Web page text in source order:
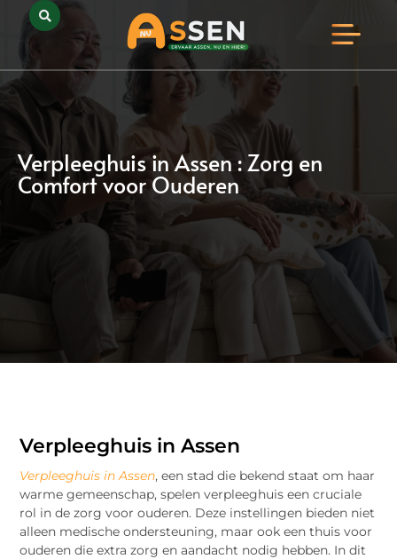
Verpleeghuis in Assen : Zorg en
Comfort voor Ouderen
Verpleeghuis in Assen
Verpleeghuis in Assen, een stad die bekend staat om haar
warme gemeenschap, spelen verpleeghuis een cruciale
rol in de zorg voor ouderen. Deze instellingen bieden niet
alleen medische ondersteuning, maar ook een thuis voor
ouderen die extra zorg en aandacht nodig hebben. In dit